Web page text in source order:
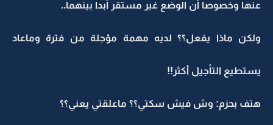
عنها وخصوصا أن الوضع غير مستقر أبدا بينهما..
ولكن ماذا يفعل؟؟ لديه مهمة مؤجلة من فترة وماعاد
يستطيع التأجيل أكثر!!
هتف بحزم: وش فيش سكتي؟؟ ماعلقتي يعني؟؟